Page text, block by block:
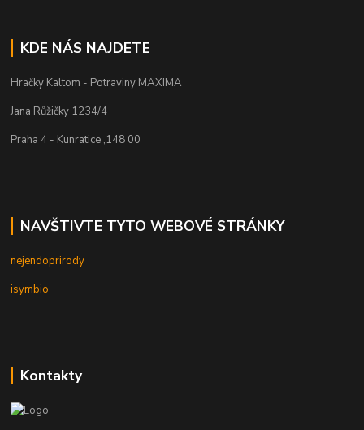
KDE NÁS NAJDETE
Hračky Kaltom - Potraviny MAXIMA
Jana Růžičky 1234/4
Praha 4 - Kunratice ,148 00
NAVŠTIVTE TYTO WEBOVÉ STRÁNKY
nejendoprirody
isymbio
Kontakty